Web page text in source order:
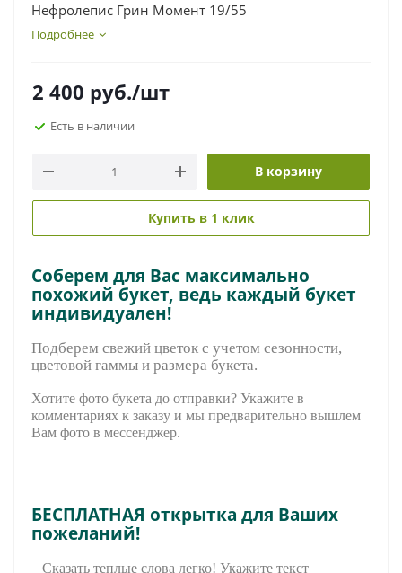
Нефролепис Грин Момент 19/55
Подробнее
2 400 руб./шт
Есть в наличии
В корзину
Купить в 1 клик
Соберем для Вас максимально
похожий букет, ведь каждый букет
индивидуален!
Подберем свежий цветок с учетом сезонности,
цветовой гаммы и размера букета.
Хотите фото букета до отправки? Укажите в
комментариях к заказу и мы предварительно вышлем
Вам фото в мессенджер.
БЕСПЛАТНАЯ открытка для Ваших
пожеланий!
Сказать теплые слова легко! Укажите текст